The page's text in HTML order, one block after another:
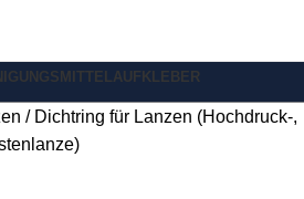
AUFKLEBER
Dichtring für Lanzen (Hochdruck-,